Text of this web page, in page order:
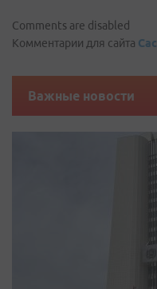
Comments are disabled
Комментарии для сайта
Важные новости